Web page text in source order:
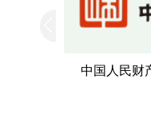
中国平安人